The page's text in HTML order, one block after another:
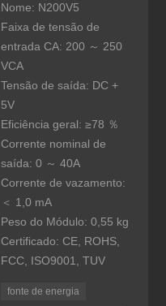
Nome: N200V5
Faixa de tensão de
entrada CA: 200 ～ 250
VCA
Tensão de saída: DC +
5V
Eficiência geral: ≥78 ％
Corrente nominal de
saída: 0 ～ 40A
Corrente de vazamento:
＜ 1,0 mA
Peso do Módulo: 0,55 kg
Certificado: CE, ROHS,
FCC, ISO9001, TUV
fonte de energia